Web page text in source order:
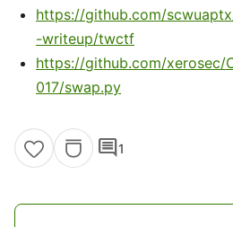
https://github.com/
-writeup/twctf
https://github.com/xerosec/
017/swap.py
comment1